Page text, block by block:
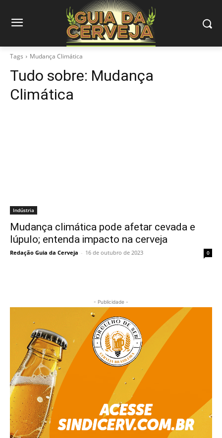
Tags Mudança Climática
Tudo sobre: Mudança
Climática
Indústria
Mudança climática pode afetar cevada e
lúpulo; entenda impacto na cerveja
Redação Guia da Cerveja - 16 de outubro de 2023 0
- Publicidade -